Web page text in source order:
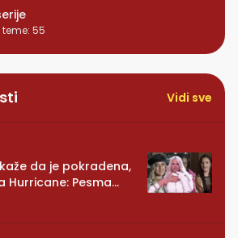
teme: 55
Vidi sve
da je pokradena,
Hurricane: Pesma